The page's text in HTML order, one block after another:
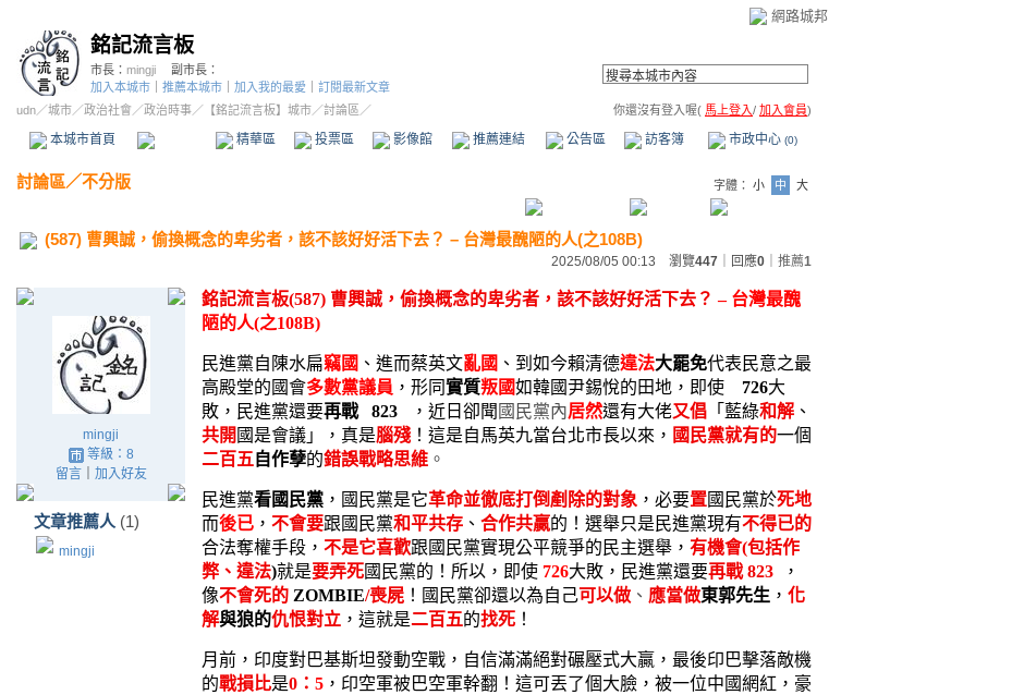
網路城邦
銘記流言板
市長： mingji
副市長：
加入本城市
推薦本城市 加入我的最愛
訂閱最新文章
udn／城市／政治社會 ／政治時事／ 【銘記流言板】城市／討論區／ 你還沒有登入喔( 馬上登入/ 加入會員)
本城市首頁 精華區 投票區 影像館 推薦連結 公告區 訪客簿 市政中心 (0)
討論區／不分版 字體： 小 中 大
(587) 曹興誠，偷換概念的卑劣者，該不該好好活下去？ – 台灣最醜陋的人(之108B)
2025/08/05 00:13 瀏覽447 ｜回應0 推薦1
mingji
等級：8
留言｜ 加入好友
文章推薦人 (1)
mingji
銘記流言板(587) 曹興誠 ，偷換概念的卑劣者 ，該不該好好活下去？ – 台灣最醜
陋的人(之108B)
民進黨自陳水扁竊國 、進而蔡英文亂國 、到如今賴清德違法大罷免代表民意之最
高殿堂的國會多數黨議員 ，形同實質叛國如韓國尹錫悅的田地， 即使 726大
敗，民進黨還要再戰 823 ， 近日卻聞 國民黨內居然還有大佬又倡 「藍綠和解 、
共開 國是會議」，真是腦殘 ！這是自馬英九當台北市長以來， 國民黨就有的一個
二百五 自作孽的錯誤戰略思維 。
民進黨看國民黨 ，國民黨是它革命並徹底打倒剷除的對象 ，必要置國民黨於死地
而後已 ， 不會要跟國民黨和平共存 、 合作共贏的！選舉只是民進黨現有不得已的
合法奪權手段， 不是它喜歡跟國民黨實現公平競爭的民主選舉， 有機會(包括作
弊、違法)就是要弄死國民黨的！所以，即使 726大敗，民進黨還要再戰 823
，
像不會死的 ZOMBIE/喪屍 ！國民黨卻還以為自己可以做 、 應當做東郭先生 ， 化
解與狼的仇恨對立 ，這就是二百五的找死 ！
月前，印度對巴基斯坦發動空戰，自信滿滿絕對碾壓式大贏，最後印巴擊落敵機
的戰損比是0： 5 ，印空軍被巴空軍幹翻！這可丟了個大臉，被一位中國網紅，豪